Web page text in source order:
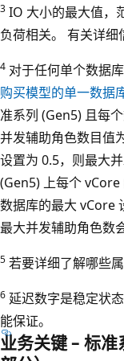
3 IO 大小的最大值，
负荷相关。 有关详细
4 对于任何单个数据
购买模型的单一数据
准系列 (Gen5) 且每
并发辅助角色数目值
设置为 0.5，则最大
(Gen5) 上每个
数据库的最大 vCore
最大并发辅助角色数
5 若要详细了解哪些
6 延迟数字是稳定状
能保证。
业务关键 – 标